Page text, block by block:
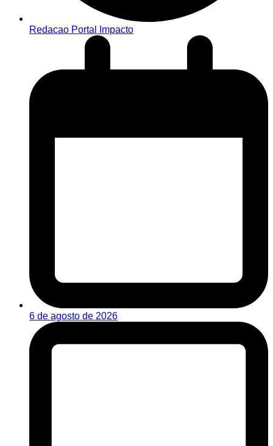
Redacao Portal Impacto
6 de agosto de 2026